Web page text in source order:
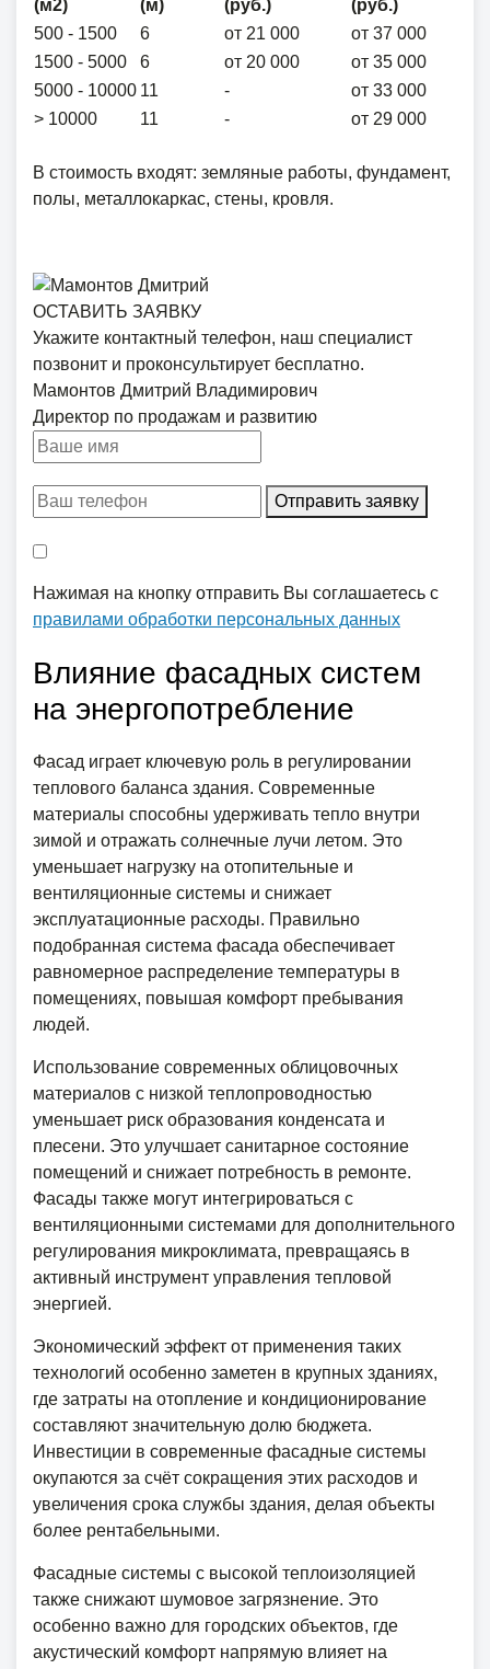
(м2)
(м)
(руб.)
(руб.)
500 - 1500
6 от 21 000
от 37 000
1500 - 5000
6 от 20 000
от 35 000
5000 - 10000 11 -
от 33 000
> 10000
11 - от 29 000
В стоимость входят: земляные работы, фундамент,
полы, металлокаркас, стены, кровля.
ОСТАВИТЬ ЗАЯВКУ
Укажите контактный телефон, наш специалист
позвонит и проконсультирует бесплатно.
Мамонтов Дмитрий Владимирович
Директор по продажам и развитию
Отправить заявку
Нажимая на кнопку отправить Вы соглашаетесь с
правилами обработки персональных данных
Влияние фасадных систем
на энергопотребление
Фасад играет ключевую роль в регулировании
теплового баланса здания. Современные
материалы способны удерживать тепло внутри
зимой и отражать солнечные лучи летом. Это
уменьшает нагрузку на отопительные и
вентиляционные системы и снижает
эксплуатационные расходы. Правильно
подобранная система фасада обеспечивает
равномерное распределение температуры в
помещениях, повышая комфорт пребывания
людей.
Использование современных облицовочных
материалов с низкой теплопроводностью
уменьшает риск образования конденсата и
плесени. Это улучшает санитарное состояние
помещений и снижает потребность в ремонте.
Фасады также могут интегрироваться с
вентиляционными системами для дополнительного
регулирования микроклимата, превращаясь в
активный инструмент управления тепловой
энергией.
Экономический эффект от применения таких
технологий особенно заметен в крупных зданиях,
где затраты на отопление и кондиционирование
составляют значительную долю бюджета.
Инвестиции в современные фасадные системы
окупаются за счёт сокращения этих расходов и
увеличения срока службы здания, делая объекты
более рентабельными.
Фасадные системы с высокой теплоизоляцией
также снижают шумовое загрязнение. Это
особенно важно для городских объектов, где
акустический комфорт напрямую влияет на